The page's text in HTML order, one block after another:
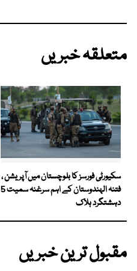
متعلقہ خبریں
سکیورٹی فورسز کا بلوچستان میں آپریشن ،
فتنہ الہندوستان کے اہم سرغنہ سمیت 5
دہشتگرد ہلاک
مقبول ترین خبریں